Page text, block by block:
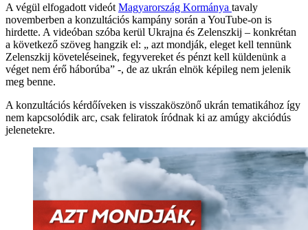
A végül elfogadott videót Magyarország Kormánya tavaly
novemberben a konzultációs kampány során a YouTube-on is
hirdette. A videóban szóba kerül Ukrajna és Zelenszkij – konkrétan
a következő szöveg hangzik el: „ azt mondják, eleget kell tennünk
Zelenszkij követeléseinek, fegyvereket és pénzt kell küldenünk a
véget nem érő háborúba” -, de az ukrán elnök képileg nem jelenik
meg benne.
A konzultációs kérdőíveken is visszaköszönő ukrán tematikához így
nem kapcsolódik arc, csak feliratok íródnak ki az amúgy akciódús
jelenetekre.